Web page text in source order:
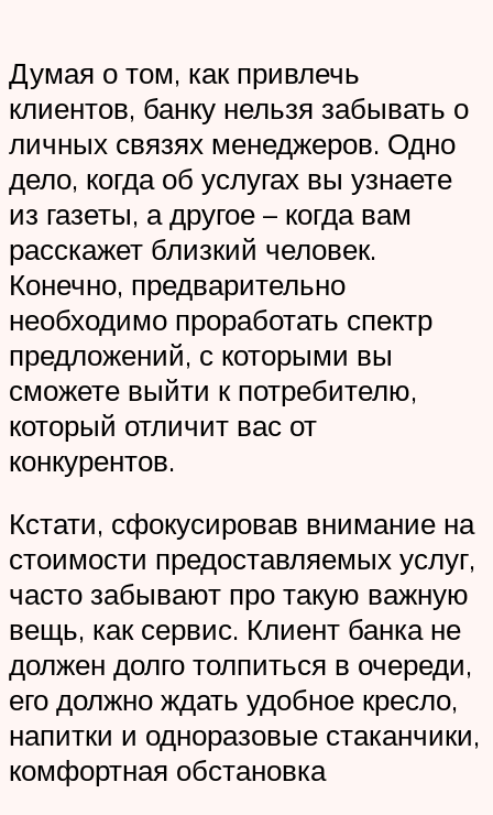
Думая о том, как привлечь
клиентов, банку нельзя забывать о
личных связях менеджеров. Одно
дело, когда об услугах вы узнаете
из газеты, а другое – когда вам
расскажет близкий человек.
Конечно, предварительно
необходимо проработать спектр
предложений, с которыми вы
сможете выйти к потребителю,
который отличит вас от
конкурентов.
Кстати, сфокусировав внимание на
стоимости предоставляемых услуг,
часто забывают про такую важную
вещь, как сервис. Клиент банка не
должен долго толпиться в очереди,
его должно ждать удобное кресло,
напитки и одноразовые стаканчики,
комфортная обстановка